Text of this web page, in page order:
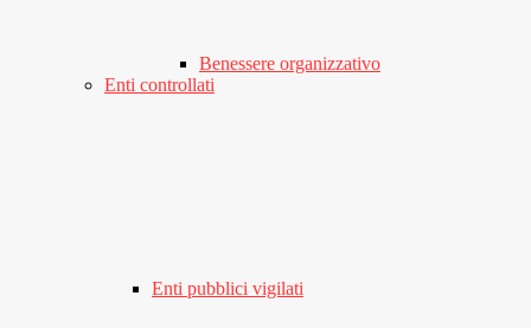
Benessere organizzativo
Enti controllati
Enti pubblici vigilati